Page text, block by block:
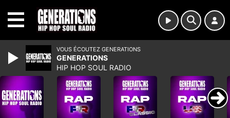
VOUS ÉCOUTEZ GENERATIONS
GENERATIONS
HIP HOP SOUL RADIO